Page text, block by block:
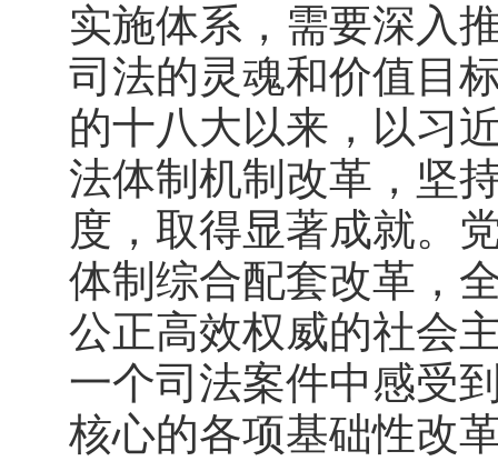
实施体系，需要深入
司法的灵魂和价值目
的十八大以来，以习
法体制机制改革，坚
度，取得显著成就。
体制综合配套改革，
公正高效权威的社会
一个司法案件中感受
核心的各项基础性改